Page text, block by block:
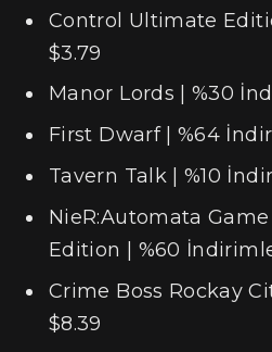
Control Ultimate
$3.79
Manor Lords | %30
First Dwarf | %64
Tavern Talk | %10
NieR:Automata
Edition | %60
Crime Boss Rockay
$8.39